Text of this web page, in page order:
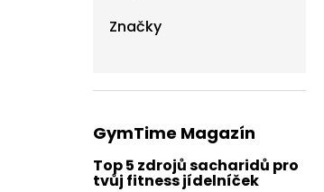
Značky
GymTime Magazín
Top 5 zdrojů sacharidů pro
tvůj fitness jídelníček